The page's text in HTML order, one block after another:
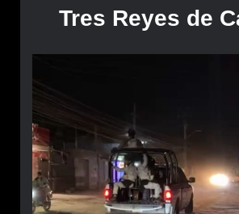
Tres Reyes de